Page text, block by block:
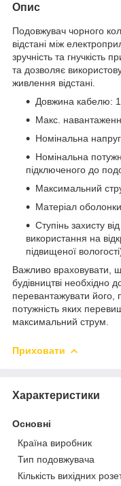
Опис
Подовжувач чорного
відстані між
зручність та гнучкість
та дозволяє
живлення відстані.
Довжина кабелю:
Макс.
Номінальна
Номінальна
підключеного до
Максимальний
Матеріал
Ступінь захисту
використання на
підвищеної
Важливо враховувати,
будівництві необхідно
перевантажувати його,
потужність яких
максимальний струм.
Приховати
Характеристики
Основні
Країна виробник
Тип подовжувача
Кількість вихідних